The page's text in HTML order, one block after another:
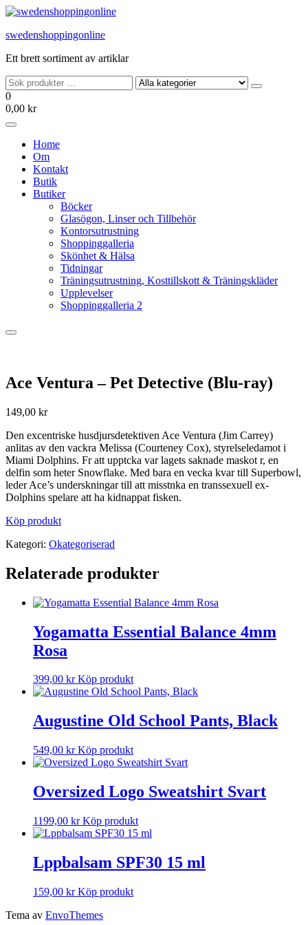
Hoppa
innehållet
swedenshoppingonline
Ett brett sortiment av artiklar
0
0,00 kr
Home
Om
Kontakt
Butik
Butiker
Böcker
Glasögon, Linser och Tillbehör
Kontorsutrustning
Shoppinggalleria
Skönhet & Hälsa
Tidningar
Träningsutrustning, Kosttillskott & Träningskläder
Upplevelser
Shoppinggalleria 2
Ace Ventura – Pet Detective (Blu-ray)
149,00 kr
Den excentriske husdjursdetektiven Ace Ventura (Jim Carrey)
anlitas av den vackra Melissa (Courteney Cox), styrelseledamot i
Miami Dolphins. Fr att upptcka var lagets saknade maskot r, en
delfin som heter Snowflake. Med bara en vecka kvar till Superbowl,
leder Ace’s underskningar till att misstnka en transsexuell ex-
Dolphins spelare att ha kidnappat fisken.
Köp produkt
Kategori: Okategoriserad
Relaterade produkter
Yogamatta Essential Balance 4mm
Rosa
399,00 kr Köp produkt
Augustine Old School Pants, Black
549,00 kr Köp produkt
Oversized Logo Sweatshirt Svart
1199,00 kr Köp produkt
Lppbalsam SPF30 15 ml
159,00 kr Köp produkt
Tema av EnvoThemes